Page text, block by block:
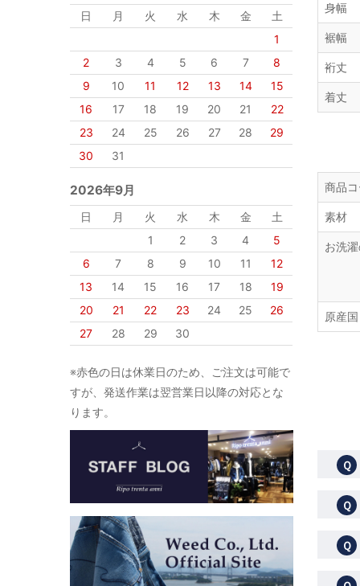
日 月 火 水 木 金
土
1
2
3 4 5 6 7
8
9
10 11 12 13 14
15
16
17 18 19 20 21
22
23
24 25 26 27 28
29
30
31
2026年9月
日 月 火 水 木 金
土
1
2 3 4
5
6
7 8 9 10 11
12
13
14 15 16 17 18
19
20
21 22 23 24 25
26
27
28 29 30
※赤色の日は休業日のため、ご注文は可能で
すが、発送作業は翌営業日以降の対応とな
ります。
身幅
裾幅
裄丈
着丈
商品
素材
お洗
原産国
Ｑ
Ｑ
Ｑ